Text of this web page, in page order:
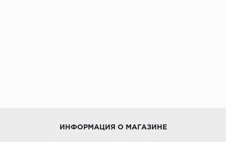
ИНФОРМАЦИЯ О МАГАЗИНЕ